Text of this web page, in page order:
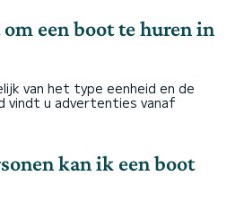
een boot te huren in
van het type eenheid en de
vindt u advertenties vanaf
kan ik een boot